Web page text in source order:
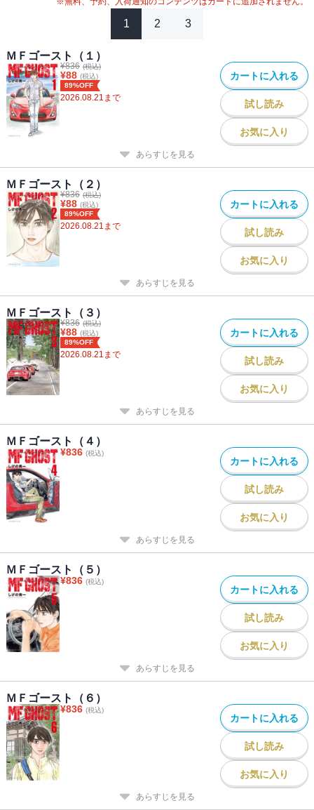
1 2 3
ＭＦゴースト（１）
¥836 (税込)
¥88 (税込)
89%OFF
2026.08.21 まで
カートに入れる
試し読み
お気に入り
あらすじを見る
ＭＦゴースト（２）
¥836 (税込)
¥88 (税込)
89%OFF
2026.08.21 まで
カートに入れる
試し読み
お気に入り
あらすじを見る
ＭＦゴースト（３）
¥836 (税込)
¥88 (税込)
89%OFF
2026.08.21 まで
カートに入れる
試し読み
お気に入り
あらすじを見る
ＭＦゴースト（４）
¥836 (税込)
カートに入れる
試し読み
お気に入り
あらすじを見る
ＭＦゴースト（５）
¥836 (税込)
カートに入れる
試し読み
お気に入り
あらすじを見る
ＭＦゴースト（６）
¥836 (税込)
カートに入れる
試し読み
お気に入り
あらすじを見る